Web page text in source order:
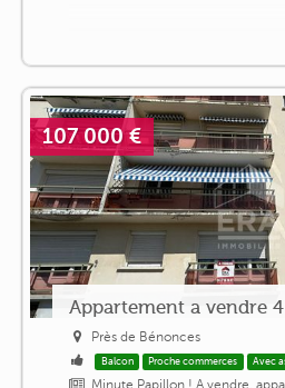
107 000 €
Appartement a vendre 4
Près de Bénonces
Balcon Proche commerces Avec